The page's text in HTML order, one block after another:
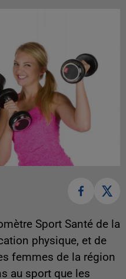
Sport Santé de la
physique, et de
femmes de la région
au sport que les